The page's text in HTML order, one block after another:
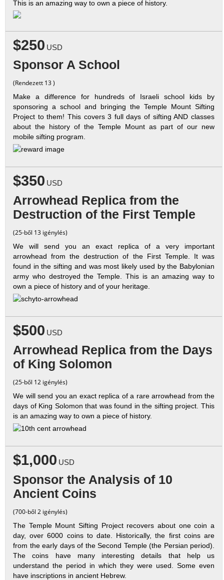
This is an amazing way to own a piece of history.
$250 USD
Sponsor A School
(Rendezett 13 )
Make a difference for hundreds of Israeli school kids by
sponsoring a school and bringing the Temple Mount Sifting
Project to them! This covers 3 full days of sifting AND classes
about the history of the Temple Mount as part of our new
mobile sifting program.
$350 USD
Arrowhead Replica from the
Destruction of the First Temple
(25-ből 13 igénylés)
We will send you an exact replica of a very important
arrowhead from the destruction of the First Temple. It was
found in the sifting and was most likely used by the Babylonian
army who destroyed the Temple. This is an amazing way to
own a piece of history and of your heritage.
$500 USD
Arrowhead Replica from the Days
of King Solomon
(25-ből 12 igénylés)
We will send you an exact replica of a rare arrowhead from the
days of King Solomon that was found in the sifting project. This
is an amazing way to own a piece of history.
$1,000 USD
Sponsor the Analysis of 10
Ancient Coins
(700-ből 2 igénylés)
The Temple Mount Sifting Project recovers about one coin a
day, over 6000 coins to date. Historically, the first coins are
from the early days of the Second Temple (the Persian period).
The coins have many interesting details that help us
understand the period in which they were used. Some even
have inscriptions in ancient Hebrew.